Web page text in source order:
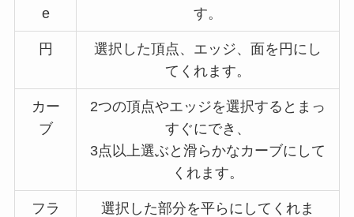
e
す。
円
選択した頂点、エッジ、面を円にし
てくれます。
カー
ブ
2つの頂点やエッジを選択するとまっ
すぐにでき、
3点以上選ぶと滑らかなカーブにして
くれます。
フラ
選択した部分を平らにしてくれま